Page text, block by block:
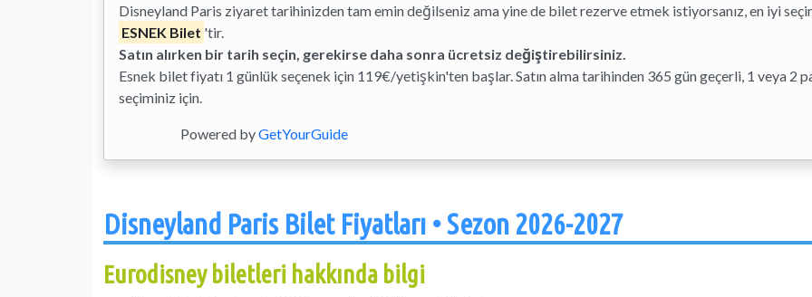
Disneyland Paris ziyaret tarihinizden tam emin değilseniz ama yine de bilet rezerve etmek istiyorsanız, en iyi
ESNEK Bilet 'tir.
Satın alırken bir tarih seçin, gerekirse daha sonra ücretsiz değiştirebilirsiniz.
Esnek bilet fiyatı 1 günlük seçenek için 119€/yetişkin'ten başlar. Satın alma tarihinden 365 gün geçerli, 1 veya 2
seçiminiz için.
Powered byGetYourGuide
Disneyland Paris Bilet Fiyatları • Sezon 2026-2027
Eurodisney biletleri hakkında bilgi